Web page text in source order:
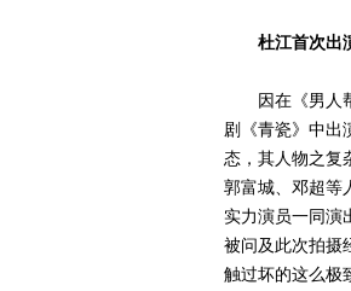
杜江首次出演
因在《男人帮
剧《青瓷》中出
态，其人物之复
郭富城、邓超等
实力演员一同演
被问及此次拍摄
触过坏的这么极